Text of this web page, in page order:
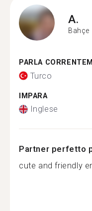
A.
Bahçe
PARLA
Turco
IMPARA
Inglese
Partner perfetto
cute and friendly